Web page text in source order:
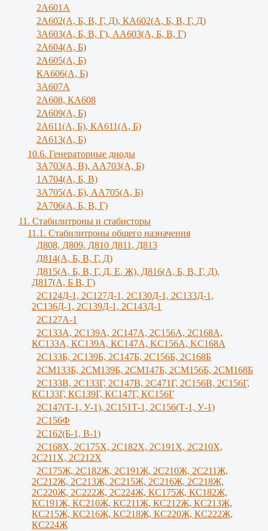
2А601А
2А602(А, Б, В, Г, Д), КА602(А, Б, В, Г, Д)
3A603(A, Б, B, Г), АА603(А, Б, В, Г)
2А604(А, Б)
2А605(А, Б)
КА606(А, Б)
3А607А
2А608, КА608
2А609(А, Б)
2А611(А, Б), КА611(А, Б)
2А613(А, Б)
10.6. Генераторные диоды
3A703(A, B), АА703(А, Б)
1А704(А, Б, В)
3А705(А, Б), АА705(А, Б)
2А706(А, Б, В, Г)
11. Стабилитроны и стабисторы
11.1. Стабилитроны общего назначения
Д808, Д809, Д810 Д811, Д813
Д814(А, Б, В, Г, Д)
Д815(А, Б, В, Г, Д, Е, Ж), Д816(А, Б, В, Г, Д),
Д817(А, Б В, Г)
2С124Д-1, 2С127Д-1, 2С130Д-1, 2С133Д-1,
2С136Д-1, 2С139Д-1, 2С143Д-1
2С127А-1
2C133А, 2C139А, 2С147А, 2С156А, 2С168А,
КС133А, КС139А, КС147А, KС156A, KС168A
2С133Б, 2С139Б, 2С147Б, 2С156Б, 2С168Б
2СМ133Б, 2СМ139Б, 2СМ147Б, 2СМ156Б, 2СМ168Б
2С133В, 2С133Г, 2C147B, 2С471Г, 2С156B, 2С156Г,
КС133Г, КС139Г, КС147Г, КС156Г
2С147(Т-1, У-1), 2С151Т-1, 2С156(Т-1, У-1)
2С156Ф
2С162(Б-1, В-1)
2С168Х, 2С175Х, 2С182Х, 2С191Х, 2С210Х,
2С211Х, 2С212Х
2С175Ж, 2С182Ж, 2С191Ж, 2С210Ж, 2C211Ж,
2С212Ж, 2С213Ж, 2С215Ж, 2С216Ж, 2С218Ж,
2С220Ж, 2С222Ж, 2С224Ж, КС175Ж, КС182Ж,
КС191Ж, КС210Ж, КС211Ж, КС212Ж, КС213Ж,
КС215Ж, КС216Ж, КС218Ж, КС220Ж, КС222Ж,
КС224Ж